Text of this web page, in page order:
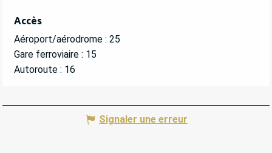
Accès
Accès
Aéroport/aérodrome : 25
Gare ferroviaire : 15
Autoroute : 16
Signaler une erreur